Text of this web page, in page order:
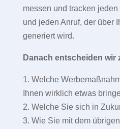
messen und tracken
und jeden Anruf, der über
generiert wird.
Danach entscheiden wir
1. Welche
Ihnen wirklich etwas
2. Welche Sie sich in
3. Wie Sie mit dem